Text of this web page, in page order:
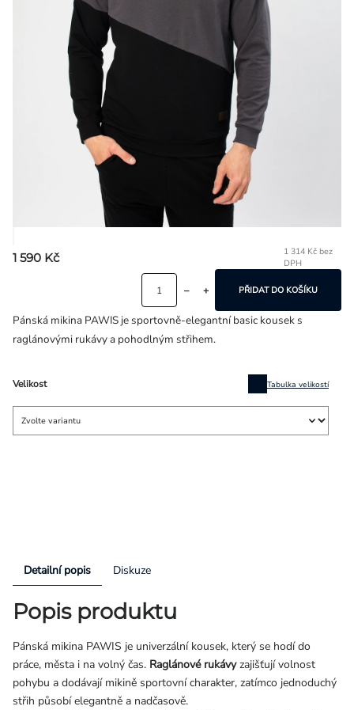
1 590 Kč
1 314 Kč bez
DPH
Velikost Tabulka velikostí
PŘIDAT DO KOŠÍKU
Pánská mikina PAWIS je sportovně-elegantní basic kousek s
raglánovými rukávy a pohodlným střihem.
Detailní popis Diskuze
Popis produktu
Pánská mikina PAWIS je univerzální kousek, který se hodí do
práce, města i na volný čas. Raglánové rukávyzajišťují volnost
pohybu a dodávají mikině sportovní charakter, zatímco jednoduchý
střih působí elegantně a nadčasově.